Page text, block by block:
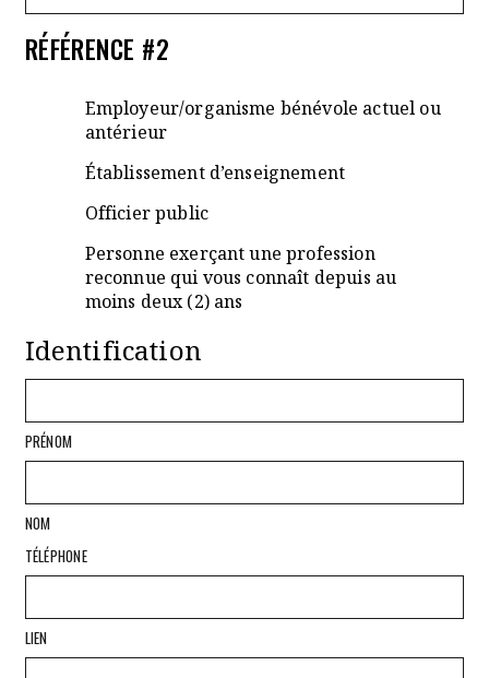
RÉFÉRENCE #2
Employeur/organisme bénévole actuel ou
antérieur
Établissement d’enseignement
Officier public
Personne exerçant une profession
reconnue qui vous connaît depuis au
moins deux (2) ans
Identification
PRÉNOM
NOM
TÉLÉPHONE
LIEN